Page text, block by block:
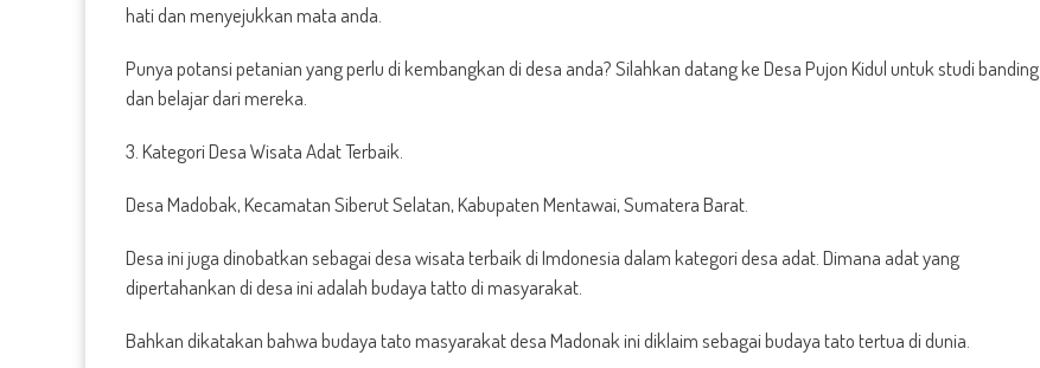
hati dan menyejukkan mata anda.
Punya potansi petanian yang perlu di kembangkan di desa anda? Silahkan datang ke Desa Pujon Kidul untuk studi banding
dan belajar dari mereka.
3. Kategori Desa Wisata Adat Terbaik.
Desa Madobak, Kecamatan Siberut Selatan, Kabupaten Mentawai, Sumatera Barat.
Desa ini juga dinobatkan sebagai desa wisata terbaik di Imdonesia dalam kategori desa adat. Dimana adat yang
dipertahankan di desa ini adalah budaya tatto di masyarakat.
Bahkan dikatakan bahwa budaya tato masyarakat desa Madonak ini diklaim sebagai budaya tato tertua di dunia.